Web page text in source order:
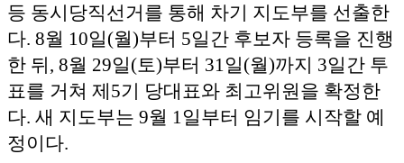
등 동시당직선거를 통해 차기 지도부를 선출한
다. 8월 10일(월)부터 5일간 후보자 등록을 진행
한 뒤, 8월 29일(토)부터 31일(월)까지 3일간 투
표를 거쳐 제5기 당대표와 최고위원을 확정한
다. 새 지도부는 9월 1일부터 임기를 시작할 예
정이다.